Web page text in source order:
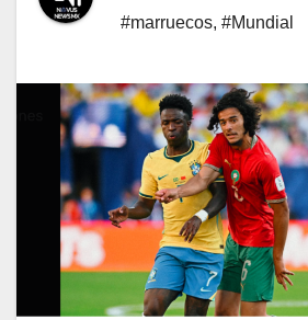
#marruecos, #Mundial